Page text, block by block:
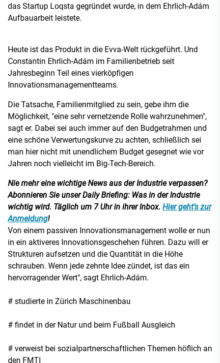
das Startup Loqsta gegründet wurde, in dem Ehrlich-Adám
Aufbauarbeit leistete.
Heute ist das Produkt in die Evva-Welt rückgeführt. Und
Constantin Ehrlich-Adám im Familienbetrieb seit
Jahresbeginn Teil eines vierköpfigen
Innovationsmanagementteams.
Die Tatsache, Familienmitglied zu sein, gebe ihm die
Möglichkeit, "eine sehr vernetzende Rolle wahrzunehmen",
sagt er. Dabei sei auch immer auf den Budgetrahmen und
eine schöne Verwertungskurve zu achten, schließlich sei
man hier nicht mit unendlichem Budget gesegnet wie vor
Jahren noch vielleicht im Big-Tech-Bereich.
Nie mehr eine wichtige News aus der Industrie verpassen?
Abonnieren Sie unser Daily Briefing: Was in der Industrie
wichtig wird. Täglich um 7 Uhr in ihrer Inbox. Hier geht’s zur
Anmeldung!
Von einem passiven Innovationsmanagement wolle er nun
in ein aktiveres Innovationsgeschehen führen. Dazu will er
Strukturen aufsetzen und die Quantität in die Höhe
schrauben. Wenn jede zehnte Idee zündet, ist das ein
hervorragender Wert", sagt Ehrlich-Adám.
# studierte in Zürich Maschinenbau
# findet in der Natur und beim Fußball Ausgleich
# verweist bei sozialpartnerschaftlichen Themen höflich an
den FMTI